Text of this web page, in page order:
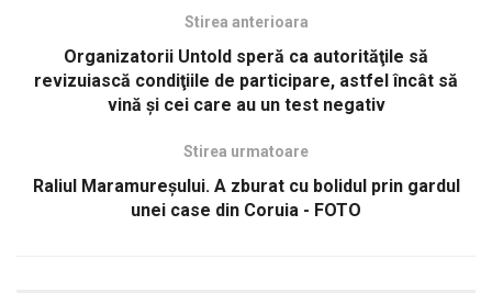
Stirea anterioara
Organizatorii Untold speră ca autorităţile să
revizuiască condiţiile de participare, astfel încât să
vină şi cei care au un test negativ
Stirea urmatoare
Raliul Maramureşului. A zburat cu bolidul prin gardul
unei case din Coruia - FOTO